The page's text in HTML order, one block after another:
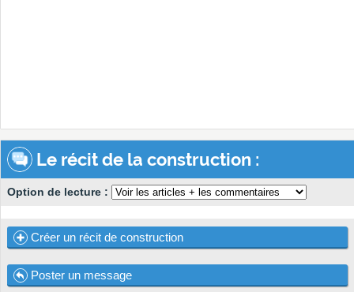
Le récit de la construction :
Option de lecture :
Créer un récit de construction
Poster un message